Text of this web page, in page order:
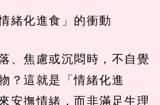
緒化進食」的衝動
、焦慮或沉悶時，不自覺
？這就是「情緒化進
安撫情緒，而非滿足生理